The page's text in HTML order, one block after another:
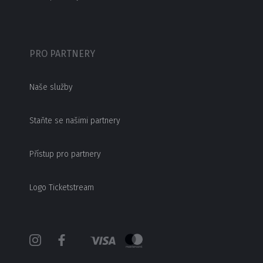
PRO PARTNERY
Naše služby
Staňte se našimi partnery
Přístup pro partnery
Logo Ticketstream